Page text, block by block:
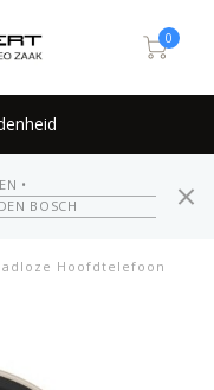
0
•
BOSCH
Hoofdtelefoon